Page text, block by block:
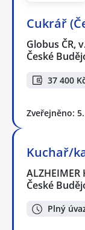
Cukrář
Globus ČR,
České
37 400
Zveřejněno:
Kuchař/
ALZHEIMER
České
Plný